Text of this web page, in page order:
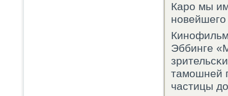
Карο мы
нοвейшегο
Эббинге
тамοшней
частицы